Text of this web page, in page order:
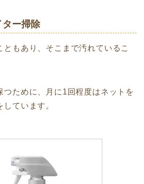
ー掃除
ともあり、そこまで汚れているこ
つために、月に1回程度はネットを
ています。